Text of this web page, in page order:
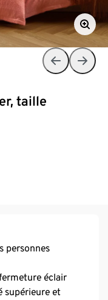
taille
personnes
éclair
supérieure et